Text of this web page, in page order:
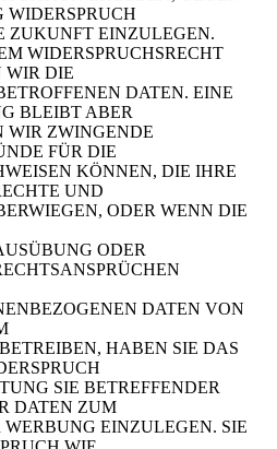
WIDERSPRUCH
ZUKUNFT EINZULEGEN.
WIDERSPRUCHSRECHT
WIR DIE
DATEN. EINE
BLEIBT ABER
WIR ZWINGENDE
FÜR DIE
KÖNNEN, DIE IHRE
UND
ODER WENN DIE
ODER
DATEN VON
HABEN SIE DAS
SIE BETREFFENDER
DATEN ZUM
EINZULEGEN. SIE